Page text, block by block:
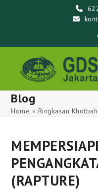
Blog
Home » Ringkasan
(RAPTURE)